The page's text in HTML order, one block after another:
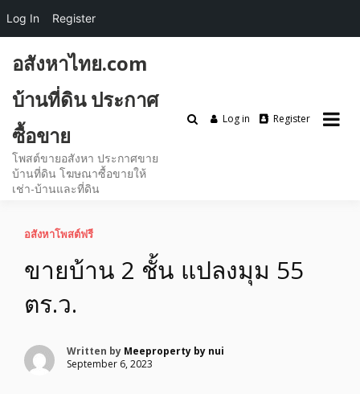
content
อสังหาไทย.com
บ้านที่ดิน ประกาศ
ซื้อขาย
โพสต์ขายอสังหา ประกาศขาย
บ้านที่ดิน โฆษณาซื้อขายให้
เช่า-บ้านและที่ดิน
Log in Register
อสังหาโพสต์ฟรี
ขายบ้าน 2 ชั้น แปลงมุม 55
ตร.ว.
Written by Meeproperty by nui
September 6, 2023
Log In Register